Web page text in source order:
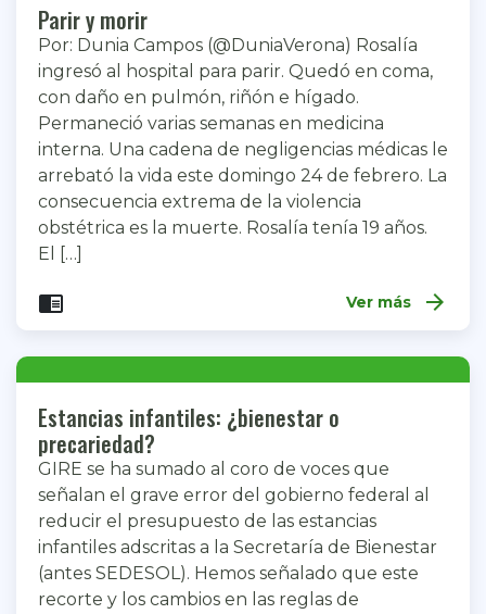
Parir y morir
Por: Dunia Campos (@DuniaVerona) Rosalía
ingresó al hospital para parir. Quedó en coma,
con daño en pulmón, riñón e hígado.
Permaneció varias semanas en medicina
interna. Una cadena de negligencias médicas le
arrebató la vida este domingo 24 de febrero. La
consecuencia extrema de la violencia
obstétrica es la muerte. Rosalía tenía 19 años.
El […]
chrome_reader_mode Ver más arrow_forward
Estancias infantiles: ¿bienestar o
precariedad?
GIRE se ha sumado al coro de voces que
señalan el grave error del gobierno federal al
reducir el presupuesto de las estancias
infantiles adscritas a la Secretaría de Bienestar
(antes SEDESOL). Hemos señalado que este
recorte y los cambios en las reglas de